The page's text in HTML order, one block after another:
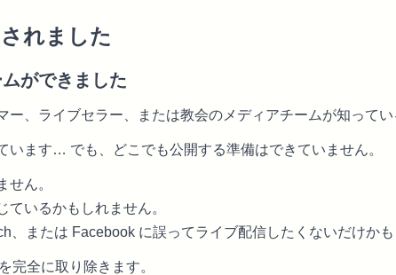
れました
ができました
、ライブセラー、または教会のメディアチームが知ってい
います… でも、どこでも公開する準備はできていません。
せん。
いるかもしれません。
、または Facebook に誤ってライブ配信したくないだけかも
完全に取り除きます。